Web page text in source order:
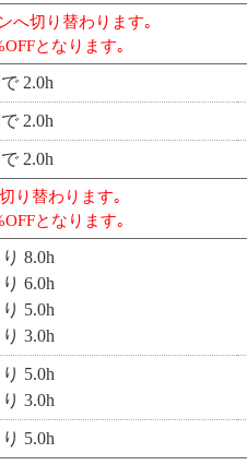
へ切り替わります｡
となります｡
2.0h
2.0h
2.0h
り替わります｡
となります｡
8.0h
6.0h
5.0h
3.0h
5.0h
3.0h
5.0h